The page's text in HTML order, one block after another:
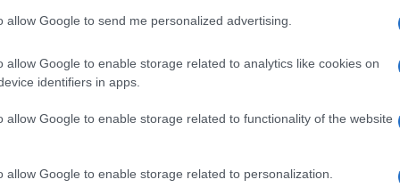
allow Google to send me personalized advertising.
allow Google to enable storage related to analytics like cookies on
identifiers in apps.
allow Google to enable storage related to functionality of the website
allow Google to enable storage related to personalization.
COMBINATA NORDICA